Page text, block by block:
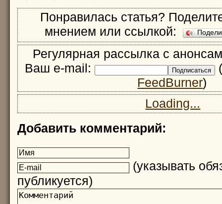
Понравилась статья?
мнением или ссылкой:
Регулярная рассылка с
Ваш e-mail:
FeedBurner)
Loading...
Добавить комментарий:
(указывать
публикуется)